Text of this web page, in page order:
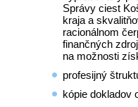
Správy ciest
kraja a
racionálnom
finančných
na možnosti
profesijný
kópie dokladov